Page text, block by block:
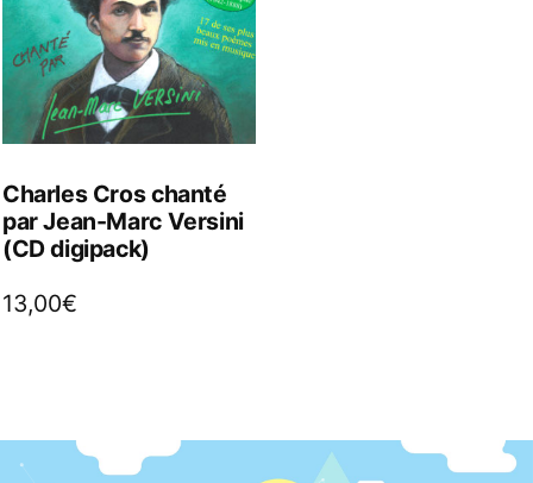
Charles Cros chanté
par Jean-Marc Versini
(CD digipack)
13,00€